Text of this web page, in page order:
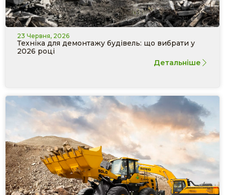
23 Червня, 2026
Техніка для демонтажу будівель: що вибрати у
2026 році
Детальніше